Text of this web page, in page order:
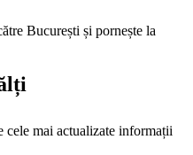
București și pornește la
mai actualizate informații